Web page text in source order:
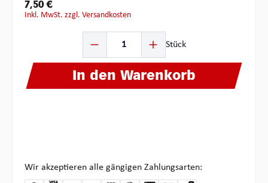
7,50 €
inkl. MwSt. zzgl. Versandkosten
Stück
In den Warenkorb
Wir akzeptieren alle gängigen Zahlungsarten: